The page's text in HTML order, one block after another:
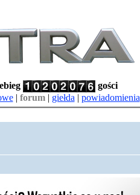
gości
| forum| giełda | powiadomienia